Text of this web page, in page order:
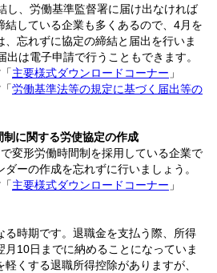
し、労働基準監督署に届け出なければ
結している企業も多くあるので、4月を
忘れずに協定の締結と届出を行いま
出は電子申請で行うこともできます。
主要様式ダウンロードコーナー 」
労働基準法等の規定に基づく届出等の
に関する労使協定の作成
変形労働時間制を採用している企業で
ーの作成を忘れずに行いましょう。
主要様式ダウンロードコーナー 」
時期です。退職金を支払う際、所得
10日までに納めることになっていま
くする退職所得控除がありますが、